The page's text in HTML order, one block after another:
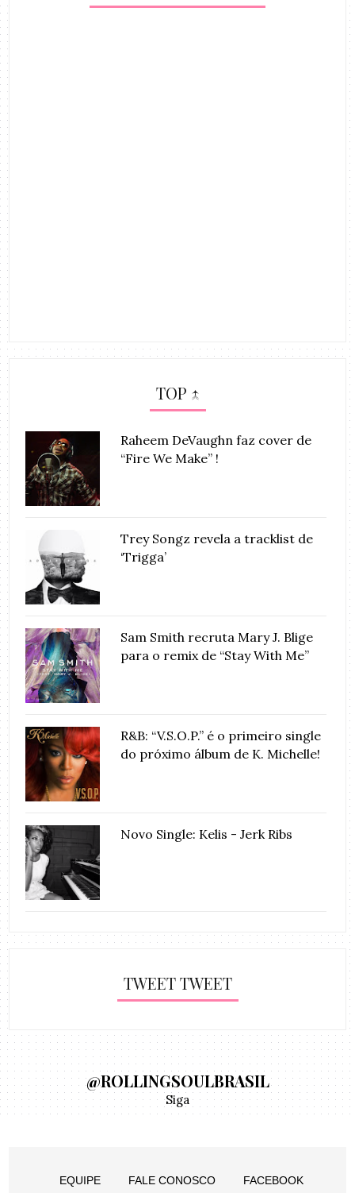
TOP ↑
Raheem DeVaughn faz cover de
“Fire We Make” !
Trey Songz revela a tracklist de
‘Trigga’
Sam Smith recruta Mary J. Blige
para o remix de “Stay With Me”
R&B: “V.S.O.P.” é o primeiro single
do próximo álbum de K. Michelle!
Novo Single: Kelis - Jerk Ribs
TWEET TWEET
@ROLLINGSOULBRASIL
Siga
EQUIPE FALE CONOSCO FACEBOOK